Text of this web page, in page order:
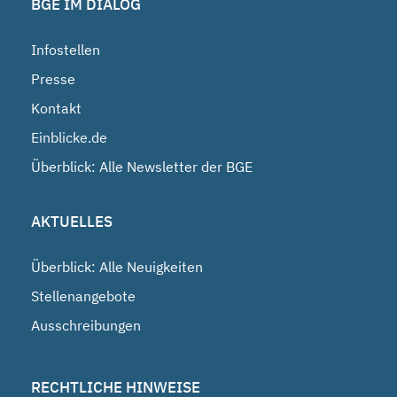
Infostellen
Presse
Kontakt
Einblicke.de
Überblick: Alle Newsletter der BGE
AKTUELLES
Überblick: Alle Neuigkeiten
Stellenangebote
Ausschreibungen
RECHTLICHE HINWEISE